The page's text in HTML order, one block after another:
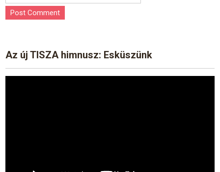
Az új TISZA himnusz: Esküszünk